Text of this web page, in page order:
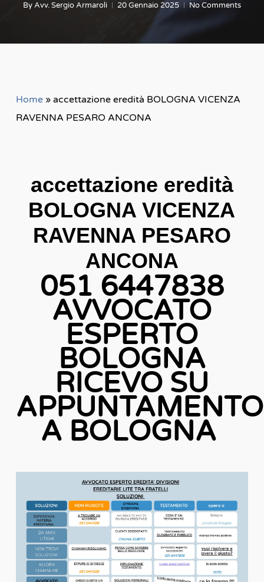
ByAvv. Sergio Armaroli 20 Gennaio 2025 No Comments
Home» accettazione eredità BOLOGNA VICENZA
RAVENNA PESARO ANCONA
accettazione eredità
BOLOGNA VICENZA
RAVENNA PESARO
ANCONA
051 6447838
AVVOCATO
ESPERTO
BOLOGNA
RICEVO SU
APPUNTAMENTO
A BOLOGNA